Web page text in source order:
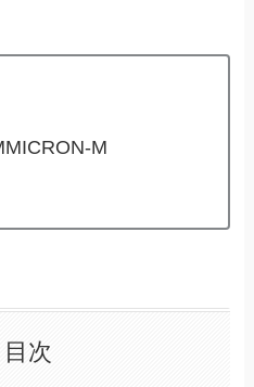
M
目次